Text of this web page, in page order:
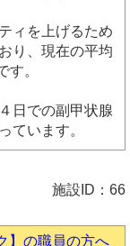
ィを上げるため
り、現在の平均
す。
日での副甲状腺
ています。
施設ID：66
】の職員の方へ